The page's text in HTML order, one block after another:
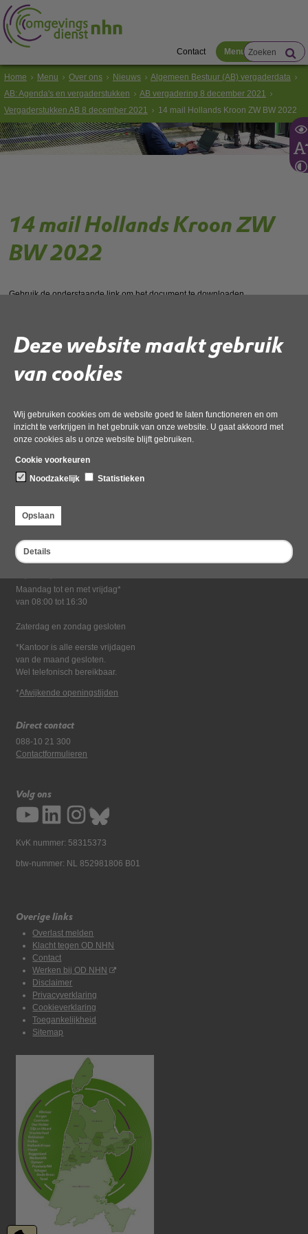
Deze website maakt gebruik
van cookies
Wij gebruiken cookies om de website goed te laten functioneren en om
inzicht te verkrijgen in het gebruik van onze website. U gaat akkoord met
onze cookies als u onze website blijft gebruiken.
Cookie voorkeuren
Noodzakelijk
Statistieken
Opslaan
Details
Contact Menu
Home Menu Over ons Nieuws
Algemeen Bestuur (AB) vergaderdata
AB: Agenda's en vergaderstukken
AB vergadering 8 december 2021
Vergaderstukken AB 8 december 2021
14 mail Hollands Kroon ZW BW 2022
14 mail Hollands Kroon ZW
BW 2022
Gebruik de onderstaande link om het document te downloaden.
Deel deze pagina
Dampten 2, 1624 NR Hoorn
Postadres
Postbus 2095, 1620 EB Hoorn
Maandag tot en met vrijdag*
van 08:00 tot 16:30
Zaterdag en zondag gesloten
*Kantoor is alle eerste vrijdagen
van de maand gesloten.
Wel telefonisch bereikbaar.
*Afwijkende openingstijden
Direct contact
088-10 21 300
Contactformulieren
Volg ons
KvK nummer: 58315373
btw-nummer: NL 852981806 B01
Overige links
Overlast melden
Klacht tegen OD NHN
Contact
Werken bij OD NHN
Disclaimer
Privacyverklaring
Cookieverklaring
Toegankelijkheid
Sitemap